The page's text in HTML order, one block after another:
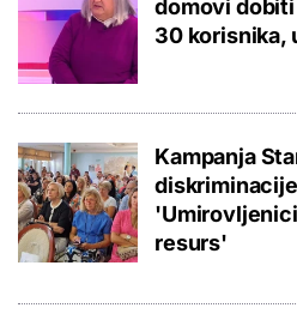
domovi
30 korisnika,
Kampanja
resurs'